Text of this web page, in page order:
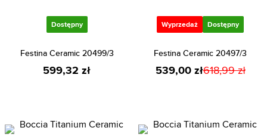
Dostępny
Festina Ceramic 20499/3
599,32 zł
Wyprzedaż Dostępny
Festina Ceramic 20497/3
539,00 zł618,99 zł